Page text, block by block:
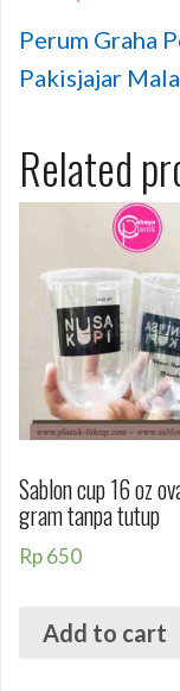
Perum Graha
Pakisjajar
Related
Sablon cup 16 oz
gram tanpa tutup
Rp650
Add to cart